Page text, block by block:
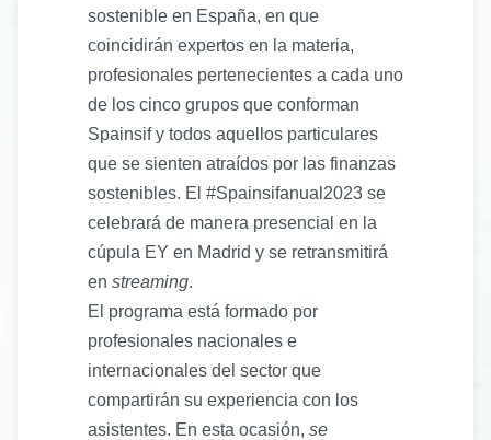
sostenible en España, en que
coincidirán expertos en la materia,
profesionales pertenecientes a cada uno
de los cinco grupos que conforman
Spainsif y todos aquellos particulares
que se sienten atraídos por las finanzas
sostenibles. El #Spainsifanual2023 se
celebrará de manera presencial en la
cúpula EY en Madrid y se retransmitirá
en streaming.
El programa está formado por
profesionales nacionales e
internacionales del sector que
compartirán su experiencia con los
asistentes. En esta ocasión, se